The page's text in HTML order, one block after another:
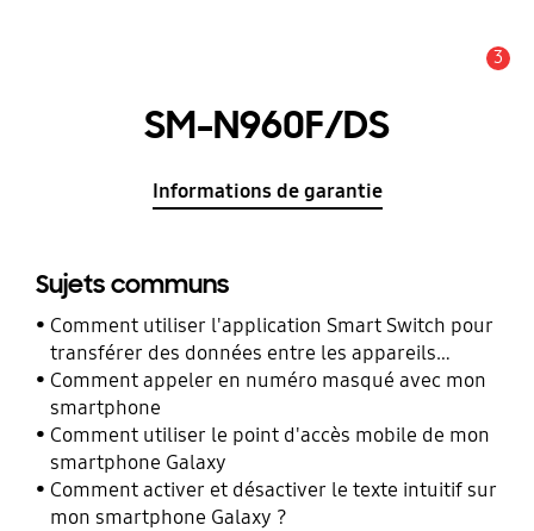
3
SM-N960F/DS
Informations de garantie
Sujets communs
Comment utiliser l'application Smart Switch pour
transférer des données entre les appareils
Samsung Galaxy
Comment appeler en numéro masqué avec mon
smartphone
Comment utiliser le point d'accès mobile de mon
smartphone Galaxy
Comment activer et désactiver le texte intuitif sur
mon smartphone Galaxy ?